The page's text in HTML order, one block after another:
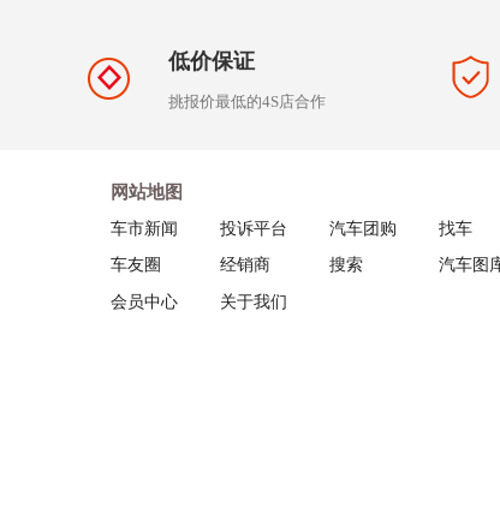
低价保证
挑报价最低的4S店合作
网站地图
车市新闻 投诉平台 汽车团购 找车
车友圈 经销商 搜索 汽车图
会员中心 关于我们